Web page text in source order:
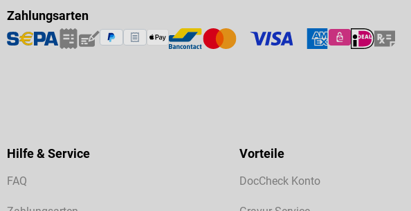
Zahlungsarten
Hilfe & Service
FAQ
Vorteile
DocCheck Konto